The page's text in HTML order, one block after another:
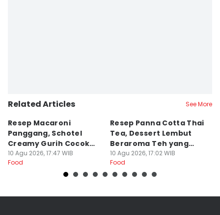
Related Articles See More
Resep Macaroni
Panggang, Schotel
Creamy Gurih Cocok
untuk Camilan
10 Agu 2026, 17:47 WIB
Food
Resep Panna Cotta Thai
Tea, Dessert Lembut
Beraroma Teh yang
Memikat
10 Agu 2026, 17:02 WIB
Food